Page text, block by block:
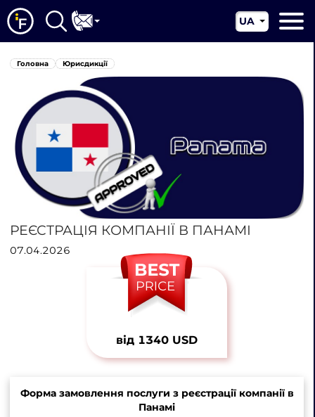
Про нас
Новини
Юрисдикції
UA
EN
Головна Юрисдикції
РЕЄСТРАЦІЯ КОМПАНІЇ В ПАНАМІ
07.04.2026
від 1340 USD
Форма замовлення послуги з реєстрації компанії в
Панамі